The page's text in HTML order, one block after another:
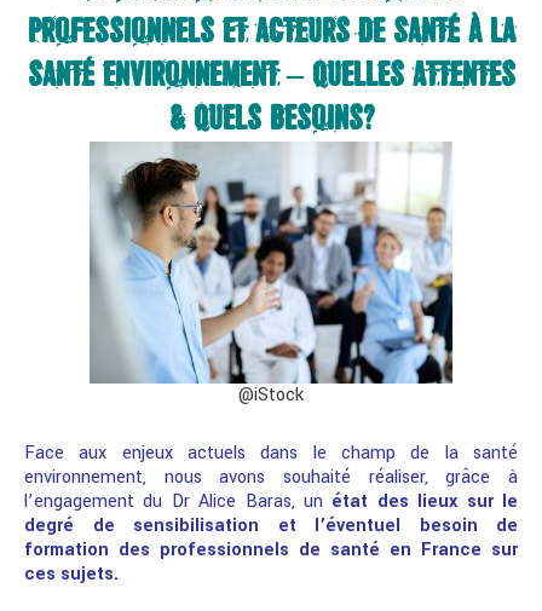
PROFESSIONNELS ET ACTEURS DE SANTÉ À LA
SANTÉ ENVIRONNEMENT – QUELLES ATTENTES
& QUELS BESOINS?
@iStock
Face aux enjeux actuels dans le champ de la santé
environnement, nous avons souhaité réaliser, grâce à
l’engagement du Dr Alice Baras, un état des lieux sur le
degré de sensibilisation et l’éventuel besoin de
formation des professionnels de santé en France sur
ces sujets.